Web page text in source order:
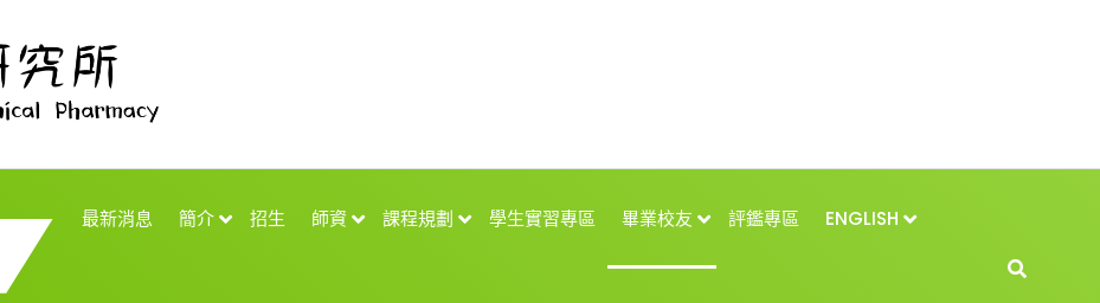
最新消息 簡介 招生 師資 課程規劃 學生實習專區 畢業校友 評鑑專區 ENGLISH